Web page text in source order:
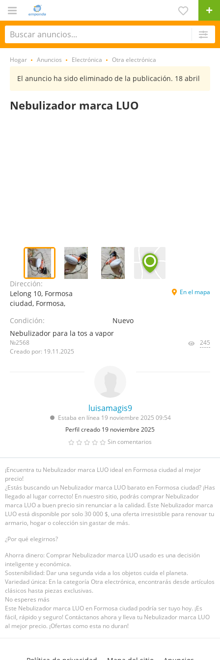
Hogar Anuncios Electrónica Otra electrónica
El anuncio ha sido eliminado de la publicación. 18 abril
Nebulizador marca LUO
Dirección:
Lelong 10, Formosa
ciudad, Formosa,
En el mapa
Condición:
Nuevo
Nebulizador para la tos a vapor
№2568
Creado por: 19.11.2025
245
luisamagis9
Estaba en línea 19 noviembre 2025 09:54
Perfil creado 19 noviembre 2025
Sin comentarios
¡Encuentra tu Nebulizador marca LUO ideal en Formosa ciudad al mejor
precio!
¿Estás buscando un Nebulizador marca LUO barato en Formosa ciudad? ¡Has
llegado al lugar correcto! En nuestro sitio, podrás comprar Nebulizador
marca LUO a buen precio sin renunciar a la calidad. Este Nebulizador marca
LUO está disponible por solo 30 000 $, una oferta irresistible para renovar tu
armario, hogar o colección sin gastar de más.
¿Por qué elegirnos?
Ahorra dinero: Comprar Nebulizador marca LUO usado es una decisión
inteligente y económica.
Sostenibilidad: Dar una segunda vida a los objetos cuida el planeta.
Variedad única: En la categoría Otra electrónica, encontrarás desde artículos
clásicos hasta piezas exclusivas.
No esperes más
Este Nebulizador marca LUO en Formosa ciudad podría ser tuyo hoy. ¡Es
fácil, rápido y seguro! Contáctanos ahora y lleva tu Nebulizador marca LUO
al mejor precio. ¡Ofertas como esta no duran!